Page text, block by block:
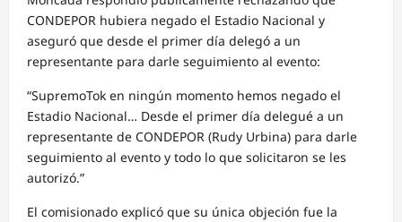
CONDEPOR hubiera negado el Estadio Nacional y
aseguró que desde el primer día delegó a un
representante para darle seguimiento al evento:
“SupremoTok en ningún momento hemos negado el
Estadio Nacional… Desde el primer día delegué a un
representante de CONDEPOR (Rudy Urbina) para darle
seguimiento al evento y todo lo que solicitaron se les
autorizó.”
El comisionado explicó que su única objeción fue la